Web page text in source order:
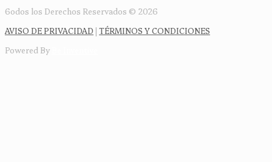
6odos los Derechos Reservados © 2026
AVISO DE PRIVACIDAD | TÉRMINOS Y CONDICIONES
Powered By